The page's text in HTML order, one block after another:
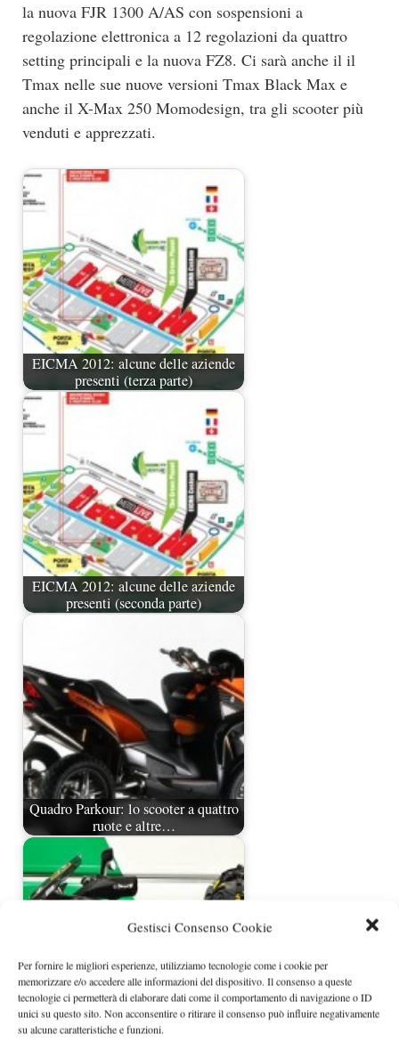
Gestisci Consenso Cookie
Per fornire le migliori esperienze, utilizziamo tecnologie come i cookie per
memorizzare e/o accedere alle informazioni del dispositivo. Il consenso a queste
tecnologie ci permetterà di elaborare dati come il comportamento di navigazione o ID
unici su questo sito. Non acconsentire o ritirare il consenso può influire negativamente
su alcune caratteristiche e funzioni.
la nuova FJR 1300 A/AS con sospensioni a
regolazione elettronica a 12 regolazioni da quattro
setting principali e la nuova FZ8. Ci sarà anche il il
Tmax nelle sue nuove versioni Tmax Black Max e
anche il X-Max 250 Momodesign, tra gli scooter più
venduti e apprezzati.
EICMA 2012: alcune delle aziende
presenti (terza parte)
EICMA 2012: alcune delle aziende
presenti (seconda parte)
Quadro Parkour: lo scooter a quattro
ruote e altre…